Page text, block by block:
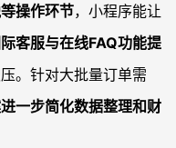
操作环节，小程序能让
客服与在线FAQ功能提
。针对大批量订单需
一步简化数据整理和财